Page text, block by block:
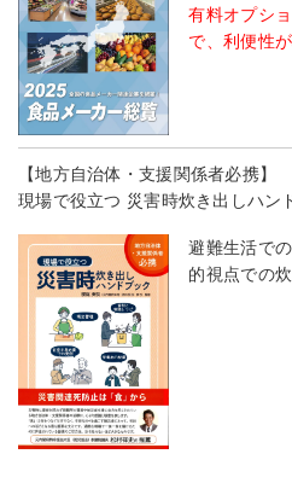
有料オプシ
で、利便性
【地方自治体・支援関係者必携】
現場で役立つ 災害時炊き出しハン
避難生活で
的視点での